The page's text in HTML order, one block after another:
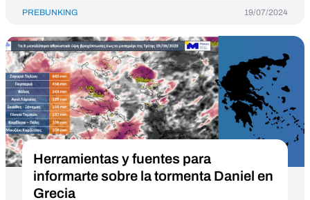
PREBUNKING 19/07/2024
Herramientas y fuentes para
informarte sobre la tormenta Daniel en
Grecia